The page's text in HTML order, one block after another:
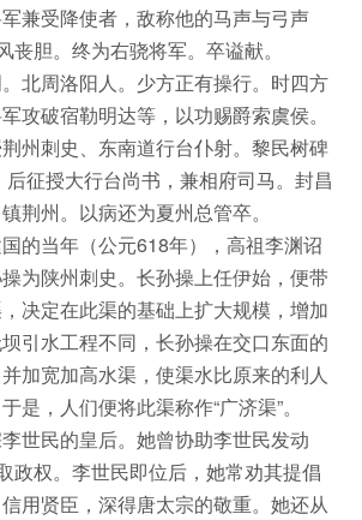
兼受降使者，敌称他的马声与弓声
丧胆。终为右骁将军。卒谥献。
北周洛阳人。少方正有操行。时四方
攻破宿勒明达等，以功赐爵索虞侯。
州刺史、东南道行台仆射。黎民树碑
征授大行台尚书，兼相府司马。封昌
荆州。以病还为夏州总管卒。
的当年（公元618年），高祖李渊诏
为陕州刺史。长孙操上任伊始，便带
决定在此渠的基础上扩大规模，增加
引水工程不同，长孙操在交口东面的
加宽加高水渠，使渠水比原来的利人
是，人们便将此渠称作“广济渠”。
世民的皇后。她曾协助李世民发动
政权。李世民即位后，她常劝其提倡
用贤臣，深得唐太宗的敬重。她还从